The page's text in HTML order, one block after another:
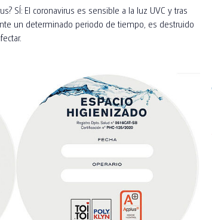
SÍ: El coronavirus es sensible a la luz UVC y tras
un determinado periodo de tiempo, es destruido